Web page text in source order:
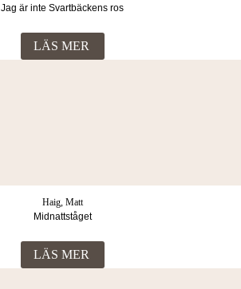
Jag är inte Svartbäckens ros
LÄS MER
Haig, Matt
Midnattståget
LÄS MER